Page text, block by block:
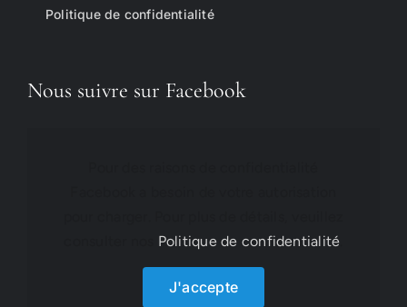
Politique de confidentialité
Nous suivre sur Facebook
Politique de confidentialité
J'accepte